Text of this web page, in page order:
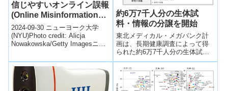
信じやすいオンライン誤報
(Online Misinformation
Most Likely to be
Believed by Ideological
Extremists, New Study
2024-09-30 ニューヨーク大学
(NYU)Photo credit: Alicja
Nowakowska/Getty Imagesニュ
約6万7千人分の生体試
料・情報の分譲を開始
東北メディカル・メガバンク計
画は、長期健康調査によって得
られた約6万7千人分の生体試
料・情報の分譲を開始する。対
象の試料はDNA・血漿・血清・
尿、情報は調査票情報・血液と
尿の検査情報・特定健診情報で